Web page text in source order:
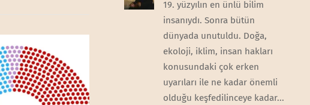
19. yüzyılın en ünlü bilim
insanıydı. Sonra bütün
dünyada unutuldu. Doğa,
ekoloji, iklim, insan hakları
konusundaki çok erken
uyarıları ile ne kadar önemli
olduğu keşfedilinceye kadar...